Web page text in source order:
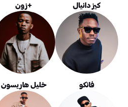
كيز دانيال +زون
فانكو خليل هاريسون